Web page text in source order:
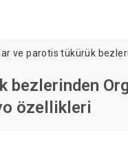
bezlerinden
özellikleri